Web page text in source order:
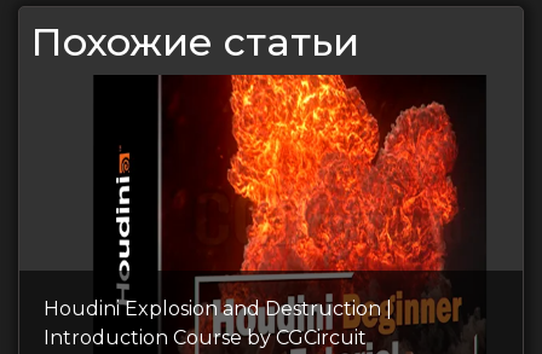
Похожие статьи
Houdini Explosion and Destruction |
Introduction Course by CGCircuit